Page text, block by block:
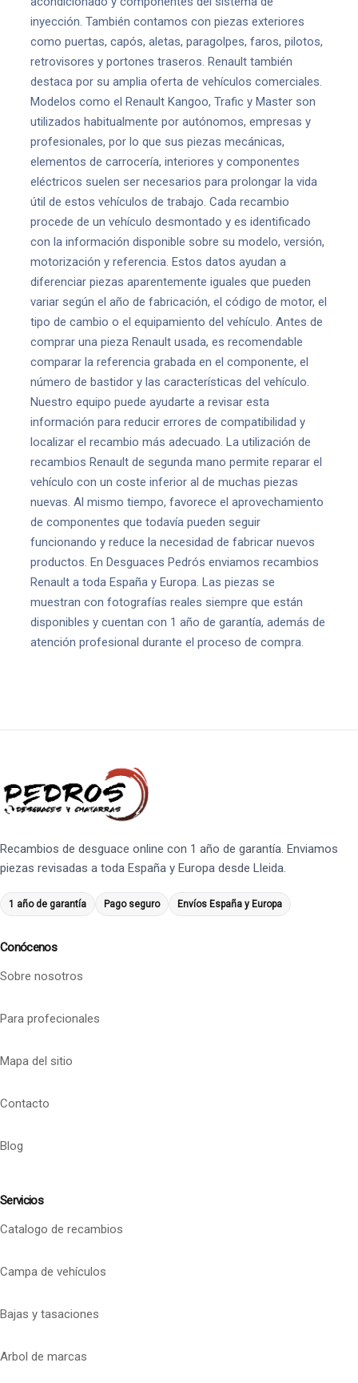
inyección. También contamos con piezas exteriores
como puertas, capós, aletas, paragolpes, faros, pilotos,
retrovisores y portones traseros. Renault también
destaca por su amplia oferta de vehículos comerciales.
Modelos como el Renault Kangoo, Trafic y Master son
utilizados habitualmente por autónomos, empresas y
profesionales, por lo que sus piezas mecánicas,
elementos de carrocería, interiores y componentes
eléctricos suelen ser necesarios para prolongar la vida
útil de estos vehículos de trabajo. Cada recambio
procede de un vehículo desmontado y es identificado
con la información disponible sobre su modelo, versión,
motorización y referencia. Estos datos ayudan a
diferenciar piezas aparentemente iguales que pueden
variar según el año de fabricación, el código de motor, el
tipo de cambio o el equipamiento del vehículo. Antes de
comprar una pieza Renault usada, es recomendable
comparar la referencia grabada en el componente, el
número de bastidor y las características del vehículo.
Nuestro equipo puede ayudarte a revisar esta
información para reducir errores de compatibilidad y
localizar el recambio más adecuado. La utilización de
recambios Renault de segunda mano permite reparar el
vehículo con un coste inferior al de muchas piezas
nuevas. Al mismo tiempo, favorece el aprovechamiento
de componentes que todavía pueden seguir
funcionando y reduce la necesidad de fabricar nuevos
productos. En Desguaces Pedrós enviamos recambios
Renault a toda España y Europa. Las piezas se
muestran con fotografías reales siempre que están
disponibles y cuentan con 1 año de garantía, además de
atención profesional durante el proceso de compra.
Recambios de desguace online con 1 año de garantía. Enviamos
piezas revisadas a toda España y Europa desde Lleida.
1 año de garantía Pago seguro Envíos España y Europa
Conócenos
Sobre nosotros
Para profecionales
Mapa del sitio
Contacto
Blog
Servicios
Catalogo de recambios
Campa de vehículos
Bajas y tasaciones
Arbol de marcas